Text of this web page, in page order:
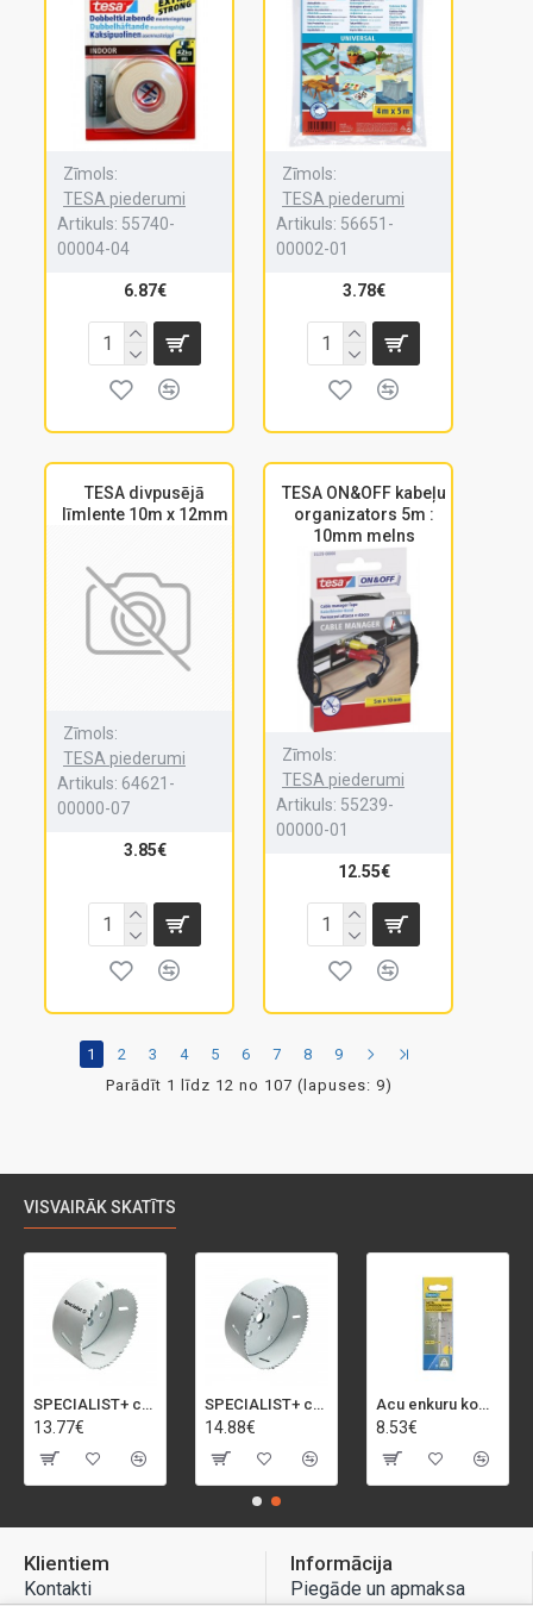
Zīmols:
TESA piederumi
Artikuls: 55740-
00004-04
6.87€
Zīmols:
TESA piederumi
Artikuls: 56651-
00002-01
3.78€
TESA divpusējā
līmlente 10m x 12mm
Zīmols:
TESA piederumi
Artikuls: 64621-
00000-07
3.85€
TESA ON&OFF kabeļu
organizators 5m :
10mm melns
Zīmols:
TESA piederumi
Artikuls: 55239-
00000-01
12.55€
1 2 3 4 5 6 7 8
9
Parādīt 1 līdz 12 no 107 (lapuses: 9)
VISVAIRĀK SKATĪTS
SPECIALIST+ caurumu zāģis BI-METAL, 92 mm
13.77€
SPECIALIST+ caurumu zāģis BI-METAL, 98 mm
14.88€
Acu enkuru komplekts, 3-13 mm, Rapid, 12 gab.
8.53€
Klientiem
Kontakti
Informācija
Piegāde un apmaksa